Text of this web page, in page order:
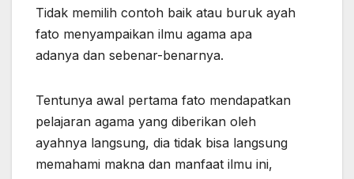
Tidak memilih contoh baik atau buruk ayah
fato menyampaikan ilmu agama apa
adanya dan sebenar-benarnya.
Tentunya awal pertama fato mendapatkan
pelajaran agama yang diberikan oleh
ayahnya langsung, dia tidak bisa langsung
memahami makna dan manfaat ilmu ini,